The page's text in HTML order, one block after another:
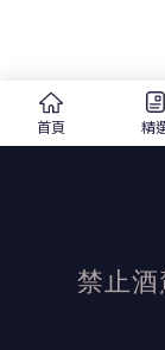
首頁 精
禁止酒